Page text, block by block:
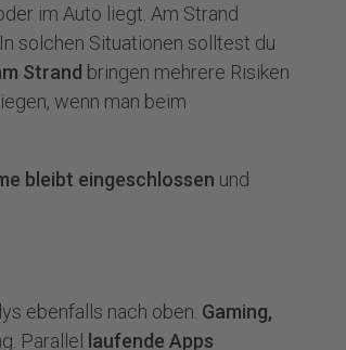
im Auto liegt. Am Strand
solchen Situationen solltest du
Strand bringen mehrere Risiken
wenn man beim
bleibt eingeschlossen und
ebenfalls nach oben. Gaming,
Parallel laufende Apps